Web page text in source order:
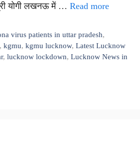
योगी लखनऊ में … Read more
virus patients in uttar pradesh,
, kgmu, kgmu lucknow, Latest Lucknow
, lucknow lockdown, Lucknow News in